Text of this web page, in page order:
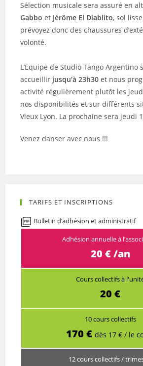
Sélection musicale sera assuré en
Gabboet Jérôme El Diablito, sol
prévoyez donc des chaussures
volonté.
L’Equipe de Studio Tango Argentino
accueillir jusqu’à 23h30 et nous
activité régulièrement plutôt les
nos disponibilités et sur différents
Vieux Lyon. La prochaine sera jeudi
Venez danser avec nous !!!
TARIFS ET INSCRIPTIONS
Bulletin d’adhésion et administratif
Adhésion annuelle à
20 € /an
Cours collectifs à
20 €
10 cours collectifs
170 € dès 17 € / le
12 cours collectifs /